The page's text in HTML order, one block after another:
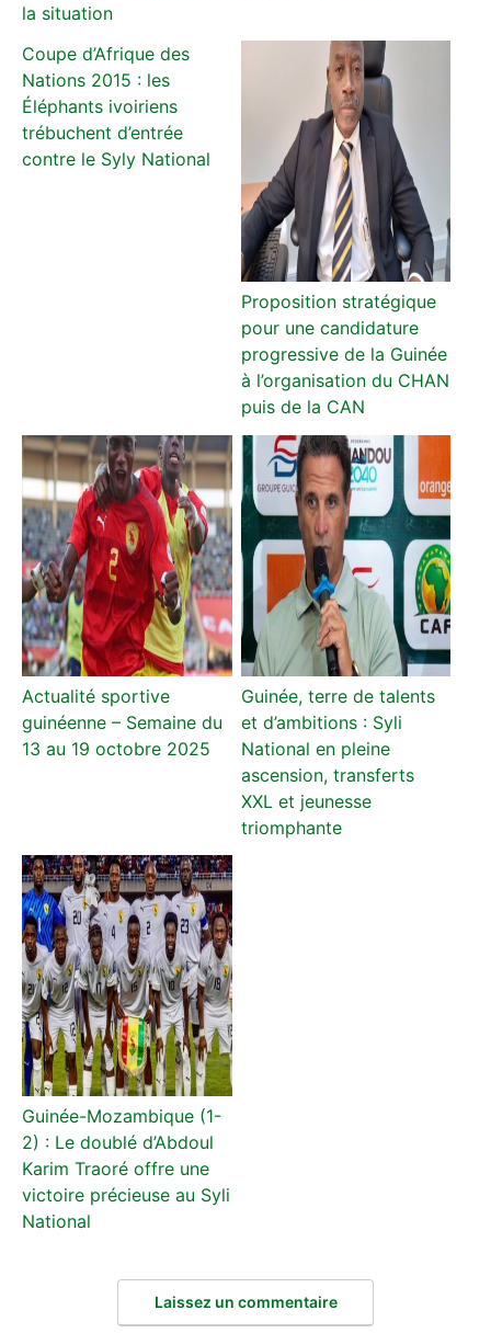
la situation
Coupe d’Afrique des
Nations 2015 : les
Éléphants ivoiriens
trébuchent d’entrée
contre le Syly National
Proposition stratégique
pour une candidature
progressive de la Guinée
à l’organisation du CHAN
puis de la CAN
Actualité sportive
guinéenne – Semaine du
13 au 19 octobre 2025
Guinée, terre de talents
et d’ambitions : Syli
National en pleine
ascension, transferts
XXL et jeunesse
triomphante
Guinée-Mozambique (1-
2) : Le doublé d’Abdoul
Karim Traoré offre une
victoire précieuse au Syli
National
Laissez un commentaire